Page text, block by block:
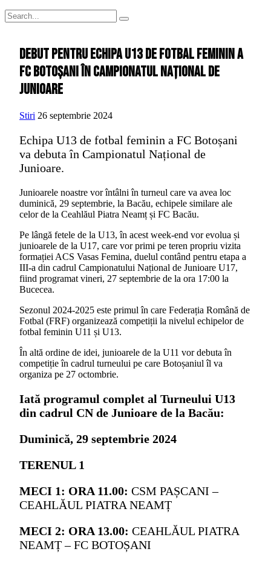
Debut pentru echipa U13 de fotbal feminin a
FC Botoșani în Campionatul Național de
Junioare
Stiri 26 septembrie 2024
Echipa U13 de fotbal feminin a FC Botoșani
va debuta în Campionatul Național de
Junioare.
Junioarele noastre vor întâlni în turneul care va avea loc
duminică, 29 septembrie, la Bacău, echipele similare ale
celor de la Ceahlăul Piatra Neamț și FC Bacău.
Pe lângă fetele de la U13, în acest week-end vor evolua și
junioarele de la U17, care vor primi pe teren propriu vizita
formației ACS Vasas Femina, duelul contând pentru etapa a
III-a din cadrul Campionatului Național de Junioare U17,
fiind programat vineri, 27 septembrie de la ora 17:00 la
Bucecea.
Sezonul 2024-2025 este primul în care Federația Română de
Fotbal (FRF) organizează competiții la nivelul echipelor de
fotbal feminin U11 și U13.
În altă ordine de idei, junioarele de la U11 vor debuta în
competiție în cadrul turneului pe care Botoșaniul îl va
organiza pe 27 octombrie.
Iată programul complet al Turneului U13
din cadrul CN de Junioare de la Bacău:
Duminică, 29 septembrie 2024
TERENUL 1
MECI 1: ORA 11.00: CSM PAȘCANI –
CEAHLĂUL PIATRA NEAMȚ
MECI 2: ORA 13.00: CEAHLĂUL PIATRA
NEAMȚ – FC BOTOȘANI